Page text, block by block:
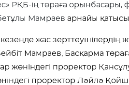
РҚБ-ің төраға орынбасары,
Мамраев арнайы
жас зерттеушілердің
Мамраев, Басқарма
жөніндегі проректор
проректор Ләйлә